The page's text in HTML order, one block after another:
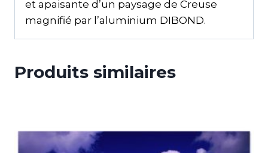
et apaisante d’un paysage de Creuse
magnifié par l’aluminium DIBOND.
Produits similaires